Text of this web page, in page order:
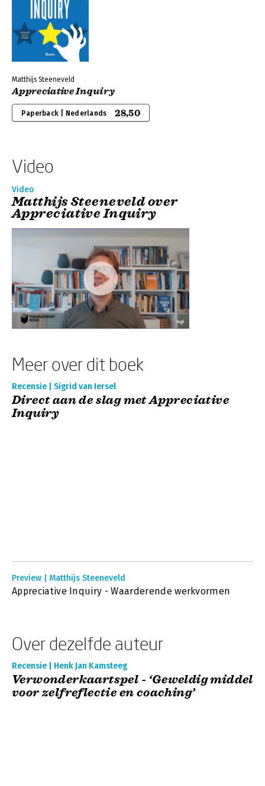
Matthijs Steeneveld
Appreciative Inquiry
Paperback | Nederlands 28,50
Video
Video
Matthijs Steeneveld over
Appreciative Inquiry
Meer over dit boek
Recensie | Sigrid van Iersel
Direct aan de slag met Appreciative
Inquiry
Preview | Matthijs Steeneveld
Appreciative Inquiry - Waarderende werkvormen
Over dezelfde auteur
Recensie | Henk Jan Kamsteeg
Verwonderkaartspel - ‘Geweldig middel
voor zelfreflectie en coaching’